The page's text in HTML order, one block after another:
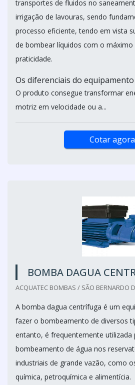
transportes de fluidos no
irrigação de lavouras, sendo
processo eficiente, tendo em vista
de bombear líquidos com o máximo
praticidade.
Os diferenciais do equipamento
O produto consegue transformar
motriz em velocidade ou a...
Cotar agora
BOMBA DAGUA
ACQUATEC BOMBAS / SÃO BERNARDO
A bomba dagua centrífuga é um
fazer o bombeamento de diversos
entanto, é frequentemente utilizada
bombeamento de água nos
industriais de grande vazão, como
química, petroquímica e alimentícia.